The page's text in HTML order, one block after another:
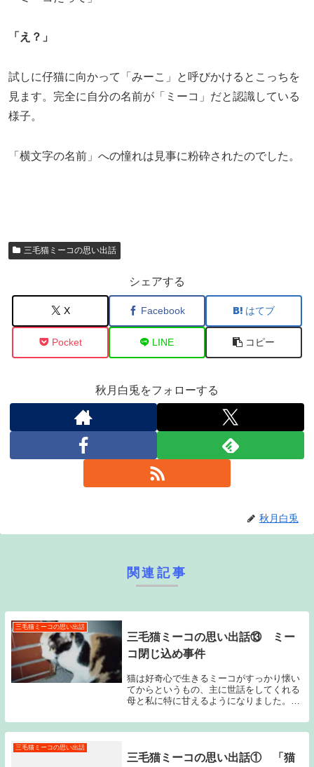
「え？」
試しに仔猫に向かって「みーこ」と呼びかけるとこっちを
見ます。完全に自分の名前が「ミーコ」だと認識している
様子。
「横文字の名前」への憧れは見事に粉砕されたのでした。
三毛猫ミーコの思い出話
シェアする
X Facebook はてブ
Pocket LINE コピー
秋月白兎をフォローする
秋月白兎
関連記事
三毛猫ミーコの思い出話
三毛猫ミーコの思い出話⑬ ミー
コ閉じ込め事件
猫は好奇心で生きるミーコがすっかり懐い
てからというもの、主に世話をしてくれる
母と私に特に甘えるようになりました。そ
ず、兄の所には行かなくもない。そんな感
じに落ち着く事になりました。ところが好
三毛猫ミーコの思い出話
三毛猫ミーコの思い出話① 「猫